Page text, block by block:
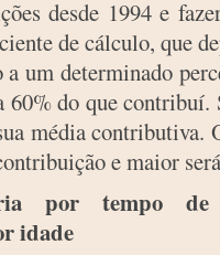
desde 1994 e
de cálculo, que
um determinado
60% do que
média contributiva.
e maior
por tempo
idade